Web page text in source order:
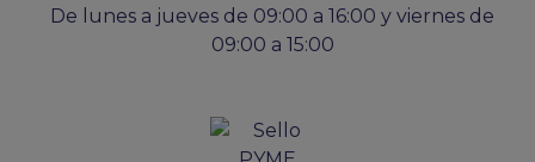
De lunes a jueves de 09:00 a 16:00 y viernes de
09:00 a 15:00